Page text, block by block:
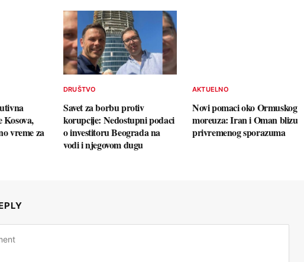
Kosova,
vreme za
DRUŠTVO
Savet za borbu protiv
korupcije: Nedostupni podaci
o investitoru Beograda na
vodi i njegovom dugu
AKTUELNO
Novi pomaci oko Ormuskog
moreuza: Iran i Oman blizu
privremenog sporazuma